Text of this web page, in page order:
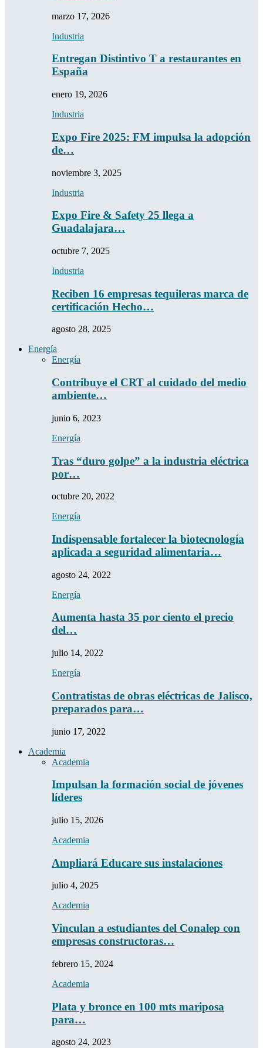
marzo 17, 2026
Industria
Entregan Distintivo T a restaurantes en
España
enero 19, 2026
Industria
Expo Fire 2025: FM impulsa la adopción
de…
noviembre 3, 2025
Industria
Expo Fire & Safety 25 llega a
Guadalajara…
octubre 7, 2025
Industria
Reciben 16 empresas tequileras marca de
certificación Hecho…
agosto 28, 2025
Energía
Energía
Contribuye el CRT al cuidado del medio
ambiente…
junio 6, 2023
Energía
Tras “duro golpe” a la industria eléctrica
por…
octubre 20, 2022
Energía
Indispensable fortalecer la biotecnología
aplicada a seguridad alimentaria…
agosto 24, 2022
Energía
Aumenta hasta 35 por ciento el precio
del…
julio 14, 2022
Energía
Contratistas de obras eléctricas de Jalisco,
preparados para…
junio 17, 2022
Academia
Academia
Impulsan la formación social de jóvenes
líderes
julio 15, 2026
Academia
Ampliará Educare sus instalaciones
julio 4, 2025
Academia
Vinculan a estudiantes del Conalep con
empresas constructoras…
febrero 15, 2024
Academia
Plata y bronce en 100 mts mariposa
para…
agosto 24, 2023